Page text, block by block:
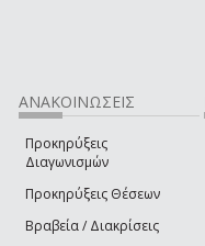
ΑΝΑΚΟΙΝΩΣΕΙΣ
Προκηρύξεις
Διαγωνισμών
Προκηρύξεις Θέσεων
Βραβεία / Διακρίσεις